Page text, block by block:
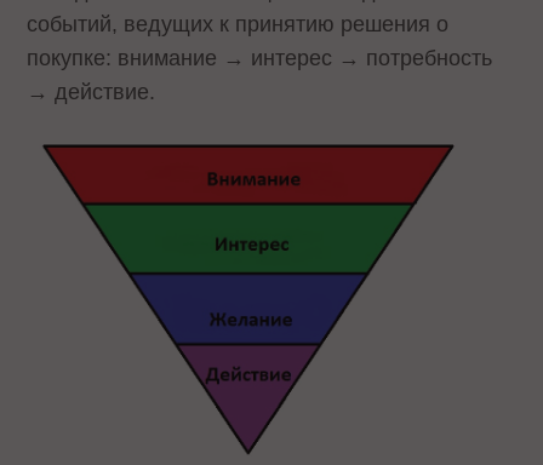
событий, ведущих к принятию решения о
покупке: внимание → интерес → потребность
→ действие.